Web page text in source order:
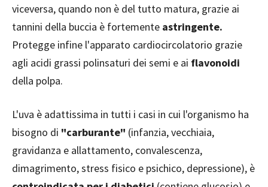
viceversa, quando non è del tutto matura, grazie ai
tannini della buccia è fortemente astringente.
Protegge infine l'apparato cardiocircolatorio grazie
agli acidi grassi polinsaturi dei semi e ai flavonoidi
della polpa.
L'uva è adattissima in tutti i casi in cui l'organismo ha
bisogno di "carburante" (infanzia, vecchiaia,
gravidanza e allattamento, convalescenza,
dimagrimento, stress fisico e psichico, depressione), è